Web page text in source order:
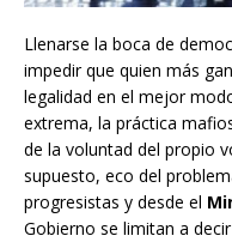
Llenarse la boca de
impedir que quien más
legalidad en el mejor
extrema, la práctica
de la voluntad del propio
supuesto, eco del
progresistas y desde el
Gobierno se limitan a